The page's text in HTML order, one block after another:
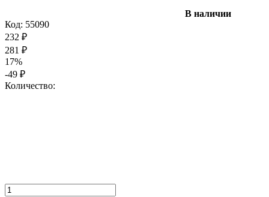
В наличии
Код: 55090
232 ₽
281 ₽
17%
-49 ₽
Количество: